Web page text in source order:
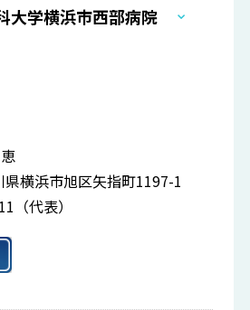
大学横浜市西部病院
横浜市旭区矢指町1197-1
（代表）